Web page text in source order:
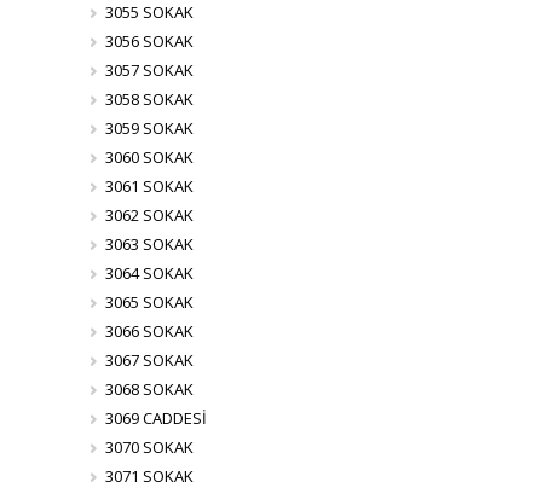
3055 SOKAK
3056 SOKAK
3057 SOKAK
3058 SOKAK
3059 SOKAK
3060 SOKAK
3061 SOKAK
3062 SOKAK
3063 SOKAK
3064 SOKAK
3065 SOKAK
3066 SOKAK
3067 SOKAK
3068 SOKAK
3069 CADDESİ
3070 SOKAK
3071 SOKAK